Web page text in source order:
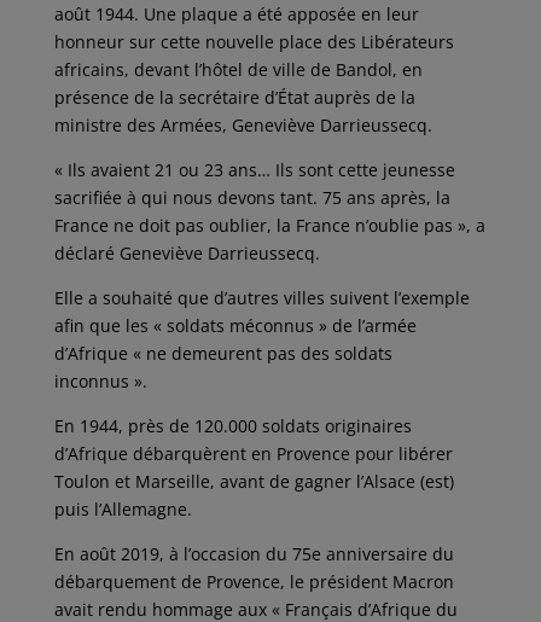
août 1944. Une plaque a été apposée en leur
honneur sur cette nouvelle place des Libérateurs
africains, devant l’hôtel de ville de Bandol, en
présence de la secrétaire d’État auprès de la
ministre des Armées, Geneviève Darrieussecq.
« Ils avaient 21 ou 23 ans… Ils sont cette jeunesse
sacrifiée à qui nous devons tant. 75 ans après, la
France ne doit pas oublier, la France n’oublie pas », a
déclaré Geneviève Darrieussecq.
Elle a souhaité que d’autres villes suivent l’exemple
afin que les « soldats méconnus » de l’armée
d’Afrique « ne demeurent pas des soldats
inconnus ».
En 1944, près de 120.000 soldats originaires
d’Afrique débarquèrent en Provence pour libérer
Toulon et Marseille, avant de gagner l’Alsace (est)
puis l’Allemagne.
En août 2019, à l’occasion du 75e anniversaire du
débarquement de Provence, le président Macron
avait rendu hommage aux « Français d’Afrique du